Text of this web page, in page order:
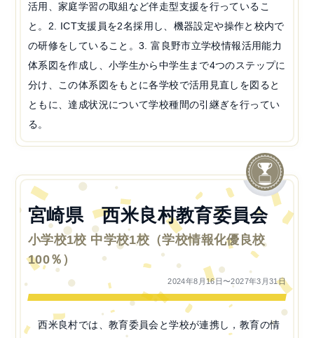
活用、家庭学習の取組など伴走型支援を行っているこ
と。2. ICT支援員を2名採用し、機器設定や操作と校内で
の研修をしていること。3. 富良野市立学校情報活用能力
体系図を作成し、小学生から中学生まで4つのステップに
分け、この体系図をもとに各学校で活用見直しを図ると
ともに、達成状況について学校種間の引継ぎを行ってい
る。
宮崎県 西米良村教育委員会
小学校1校 中学校1校（学校情報化優良校
100％）
2024年8月16日〜2027年3月31日
西米良村では、教育委員会と学校が連携し，教育の情